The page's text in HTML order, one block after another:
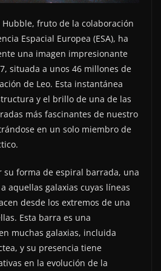
Hubble, fruto de la colaboración
Espacial Europea (ESA), ha
una imagen impresionante
situada a unos 46 millones de
de Leo. Esta instantánea
y el brillo de una de las
más fascinantes de nuestro
en un solo miembro de
su forma de espiral barrada, una
aquellas galaxias cuyas líneas
desde los extremos de una
Esta barra es una
muchas galaxias, incluida
y su presencia tiene
en la evolución de la